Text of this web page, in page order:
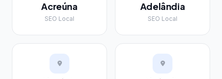
Acreúna
SEO Local
Adelândia
SEO Local